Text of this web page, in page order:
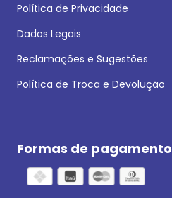
Política de Privacidade
Dados Legais
Reclamações e Sugestões
Política de Troca e Devolução
Formas de pagamento